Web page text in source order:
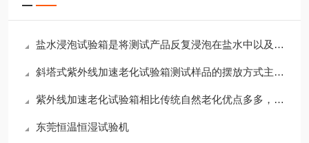
盐水浸泡试验箱是将测试产品反复浸泡在盐水中以及空气中进行模拟环境测试。
斜塔式紫外线加速老化试验箱测试样品的摆放方式主要基于其试验特性和设计
紫外线加速老化试验箱相比传统自然老化优点多多，满足工业生产和研发需求
东莞恒温恒湿试验机